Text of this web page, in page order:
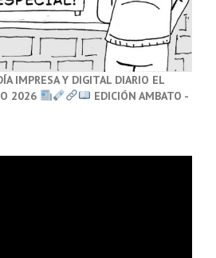
IMPRESA Y DIGITAL DIARIO EL
2026
EDICIÓN AMBATO -